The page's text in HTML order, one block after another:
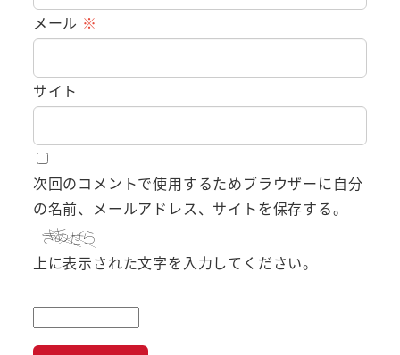
メール ※
サイト
次回のコメントで使用するためブラウザーに自分
の名前、メールアドレス、サイトを保存する。
上に表示された文字を入力してください。